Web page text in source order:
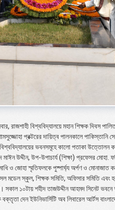
রাজশাহী বিশ্ববিদ্যালয়ে মহান শিক্ষক দিবস
প্রক্টরের দায়িত্ব পালনকালে পাকিস্তানি
ভবনসমূহে কালো পতাকা উত্তোলন
উদ্দীন, উপ-উপাচার্য (শিক্ষা) প্রফেসর মোহা.
ও জোহা স্মৃতিফলকে পুষ্পার্ঘ্য অর্পণ ও
মডেল স্কুল, শিক্ষক সমিতি, অফিসার সমিতি এবং
সকাল ১০টায় শহীদ তাজউদ্দীন আহমদ সিনেট
দেন ইউনিভার্সিটি অব লিবারেল আর্টস